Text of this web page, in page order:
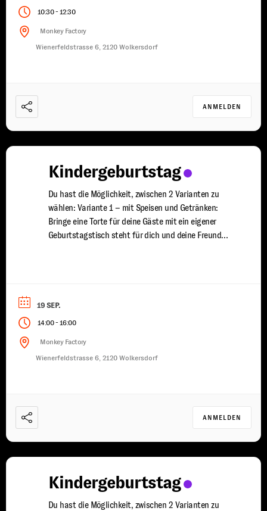
10:30-12:30
Monkey Factory
Wienerfeldstrasse 6, 2120 Wolkersdorf
ANMELDEN
Kindergeburtstag
Du hast die Möglichkeit, zwischen 2 Varianten zu
wählen: Variante 1 – mit Speisen und Getränken:
Bringe eine Torte für deine Gäste mit ein eigener
Geburtstagstisch steht für dich und deine Freunde
19 SEP.
14:00-16:00
Monkey Factory
Wienerfeldstrasse 6, 2120 Wolkersdorf
ANMELDEN
Kindergeburtstag
Du hast die Möglichkeit, zwischen 2 Varianten zu